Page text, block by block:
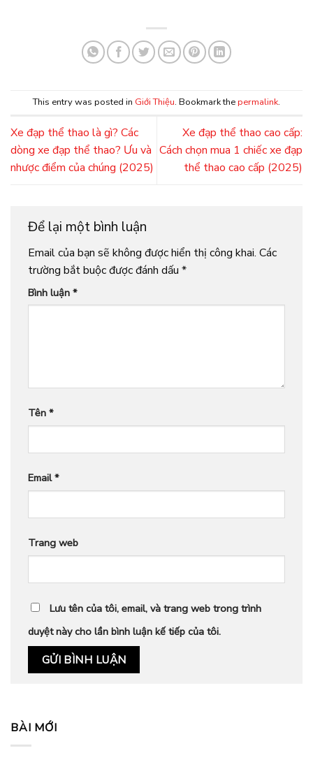
This entry was posted in Giới Thiệu. Bookmark thepermalink.
Xe đạp thể thao là gì? Các
dòng xe đạp thể thao? Ưu và
nhược điểm của chúng (2025)
Xe đạp thể thao cao cấp:
Cách chọn mua 1 chiếc xe đạp
thể thao cao cấp (2025)
Để lại một bình luận
Email của bạn sẽ không được hiển thị công khai. Các
trường bắt buộc được đánh dấu *
Bình luận *
Tên *
Email*
Trang web
Lưu tên của tôi, email, và trang web trong trình
duyệt này cho lần bình luận kế tiếp của tôi.
BÀI MỚI